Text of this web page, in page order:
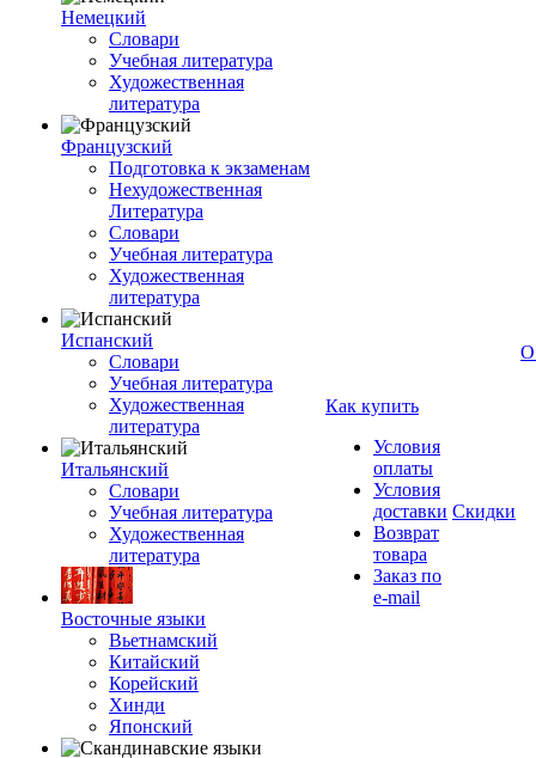
Немецкий
Словари
Учебная литература
Художественная
литература
Французский
Подготовка к экзаменам
Нехудожественная
Литература
Словари
Учебная литература
Художественная
литература
Испанский
Словари
Учебная литература
Художественная
литература
Итальянский
Словари
Учебная литература
Художественная
литература
Восточные языки
Вьетнамский
Китайский
Корейский
Хинди
Японский
Как купить
Условия
оплаты
Условия
доставки
Возврат
товара
Заказ по
e-mail
Скидки
О